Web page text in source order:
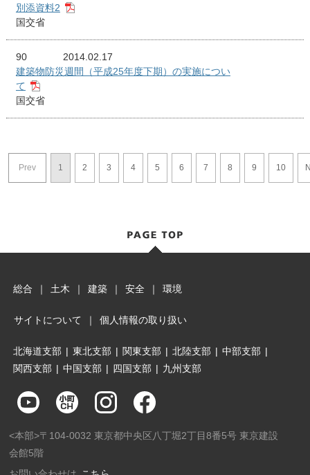
別添資料2
国交省
90
2014.02.17
建築物防災週間（平成25年度下期）の実施につい
て
国交省
Prev 1 2 3 4 5 6 7 8 9 10
総合 ｜ 土木 ｜ 建築 ｜ 安全 ｜ 環境
サイトについて ｜ 個人情報の取り扱い
北海道支部 | 東北支部 | 関東支部 | 北陸支部 | 中部支部 |
関西支部 | 中国支部 | 四国支部 | 九州支部
<本部>〒104-0032 東京都中央区八丁堀2丁目8番5号 東京建設
会館5階